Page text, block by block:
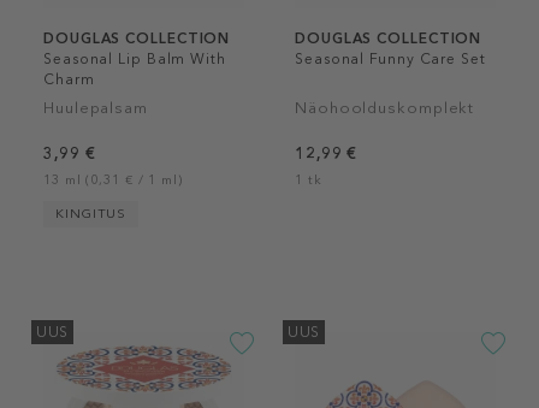
DOUGLAS COLLECTION
Seasonal Lip Balm With
Charm
Huulepalsam
3,99 €
13 ml (0,31 € / 1 ml)
KINGITUS
DOUGLAS COLLECTION
Seasonal Funny Care Set
Näohoolduskomplekt
12,99 €
1 tk
UUS UUS